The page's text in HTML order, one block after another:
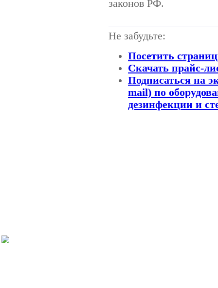
законов РФ.
Не забудьте:
Посетить
Скачать прайс-
Подписаться на
mail) по
дезинфекции и